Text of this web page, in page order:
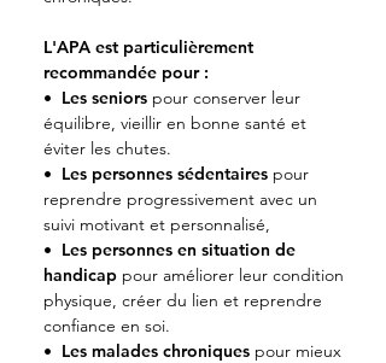
L'APA est particulièrement
recommandée pour :
• Les seniors pour conserver leur
équilibre, vieillir en bonne santé et
éviter les chutes.
• Les personnes sédentaires pour
reprendre progressivement avec un
suivi motivant et personnalisé,
• Les personnes en situation de
handicap pour améliorer leur condition
physique, créer du lien et reprendre
confiance en soi.
• Les malades chroniques pour mieux